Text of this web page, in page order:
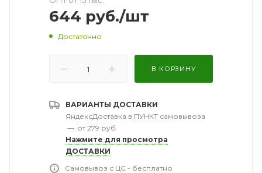
644 руб./шт
Достаточно
В КОРЗИНУ
ВАРИАНТЫ ДОСТАВКИ
ЯндексДоставка в ПУНКТ самовывоза
— от 279 руб.
Нажмите для просмотра
ДОСТАВКИ
Самовывоз с ЦС - бесплатно